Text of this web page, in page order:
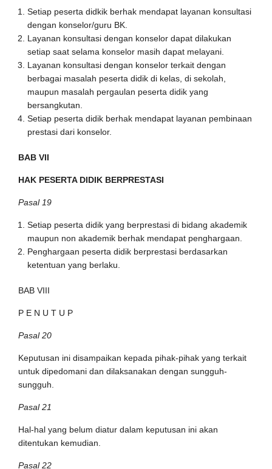
Setiap peserta didkik berhak mendapat layanan konsultasi
dengan konselor/guru BK.
Layanan konsultasi dengan konselor dapat dilakukan
setiap saat selama konselor masih dapat melayani.
Layanan konsultasi dengan konselor terkait dengan
berbagai masalah peserta didik di kelas, di sekolah,
maupun masalah pergaulan peserta didik yang
bersangkutan.
Setiap peserta didik berhak mendapat layanan pembinaan
prestasi dari konselor.
BAB VII
HAK PESERTA DIDIK BERPRESTASI
Pasal 19
Setiap peserta didik yang berprestasi di bidang akademik
maupun non akademik berhak mendapat penghargaan.
Penghargaan peserta didik berprestasi berdasarkan
ketentuan yang berlaku.
BAB VIII
P E N U T U P
Pasal 20
Keputusan ini disampaikan kepada pihak-pihak yang terkait
untuk dipedomani dan dilaksanakan dengan sungguh-
sungguh.
Pasal 21
Hal-hal yang belum diatur dalam keputusan ini akan
ditentukan kemudian.
Pasal 22